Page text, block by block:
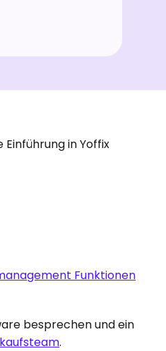
in Yoffix
Funktionen
besprechen und ein
.